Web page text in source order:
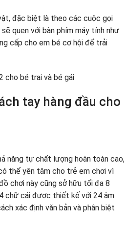
đặc biệt là theo các cuộc gọi
quen với bàn phím máy tính như
cấp cho em bé cơ hội để trải
cho bé trai và bé gái
tay hàng đầu cho
năng tự chất lượng hoàn toàn cao,
thể yên tâm cho trẻ em chơi vì
chơi này cũng sở hữu tối đa 8
chữ cái được thiết kế với 24 âm
xác định văn bản và phân biệt